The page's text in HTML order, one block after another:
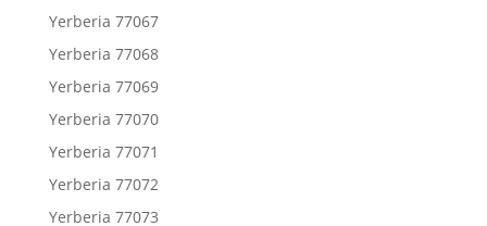
Yerberia 77067
Yerberia 77068
Yerberia 77069
Yerberia 77070
Yerberia 77071
Yerberia 77072
Yerberia 77073